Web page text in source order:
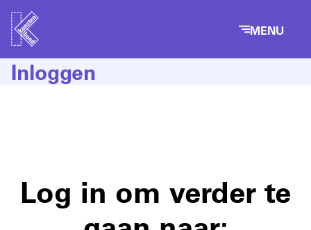
MENU
Inloggen
Log in om verder te